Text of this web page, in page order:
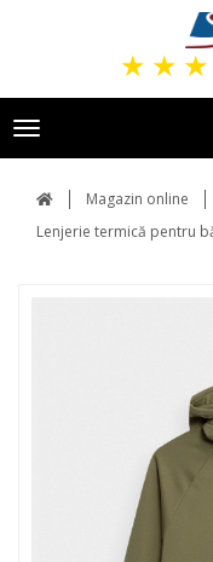
★ ★ ★
Toggle
navigation
Magazin online
Lenjerie termică pentru